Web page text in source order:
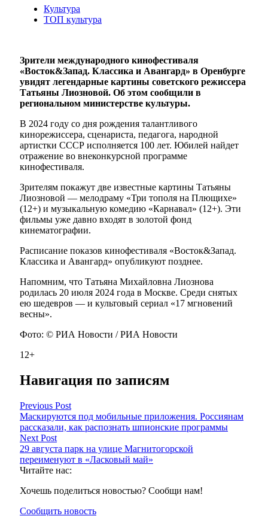
Культура
ТОП культура
Зрители международного кинофестиваля
«Восток&Запад. Классика и Авангард» в Оренбурге
увидят легендарные картины советского режиссера
Татьяны Лиозновой. Об этом сообщили в
региональном министерстве культуры.
В 2024 году со дня рождения талантливого
кинорежиссера, сценариста, педагога, народной
артистки СССР исполняется 100 лет. Юбилей найдет
отражение во внеконкурсной программе
кинофестиваля.
Зрителям покажут две известные картины Татьяны
Лиозновой — мелодраму «Три тополя на Плющихе»
(12+) и музыкальную комедию «Карнавал» (12+). Эти
фильмы уже давно входят в золотой фонд
кинематографии.
Расписание показов кинофестиваля «Восток&Запад.
Классика и Авангард» опубликуют позднее.
Напомним, что Татьяна Михайловна Лиознова
родилась 20 июля 2024 года в Москве. Среди снятых
ею шедевров — и культовый сериал «17 мгновений
весны».
Фото: © РИА Новости / РИА Новости
12+
Навигация по записям
Previous Post
Маскируются под мобильные приложения. Россиянам
рассказали, как распознать шпионские программы
Next Post
29 августа парк на улице Магнитогорской
переименуют в «Ласковый май»
Читайте нас:
Хочешь поделиться новостью? Сообщи нам!
Сообщить новость